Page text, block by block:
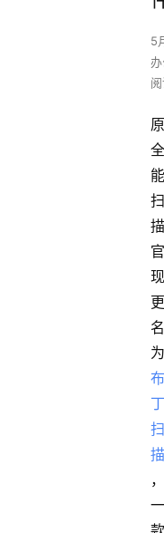
5
原
全
能
扫
描
官
现
更
名
为
布
丁
扫
描
，
一